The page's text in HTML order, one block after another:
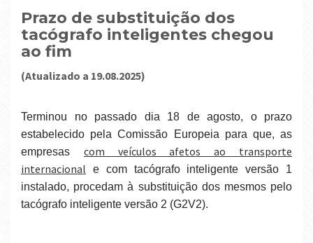
Prazo de substituição dos
tacógrafo inteligentes chegou
ao fim
(atualizado a 19.08.2025)
Terminou no passado dia 18 de agosto, o prazo
estabelecido pela Comissão Europeia para que, as
empresas com veículos afetos ao transporte
internacional e com tacógrafo inteligente versão 1
instalado, procedam à substituição dos mesmos pelo
tacógrafo inteligente versão 2 (G2V2).